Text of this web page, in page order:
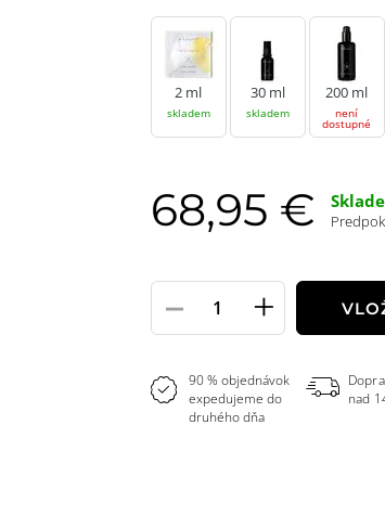
2 ml
skladem
30 ml
skladem
200 ml
není
dostupné
68,95 €
-
Pole
množstvo
+
90 % objednávok
expedujeme do
druhého dňa
nad